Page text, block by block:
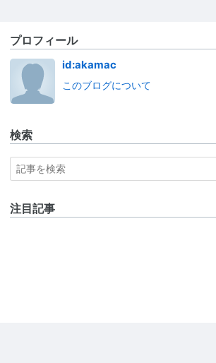
プロフィール
id:akamac
このブログについて
検索
注目記事